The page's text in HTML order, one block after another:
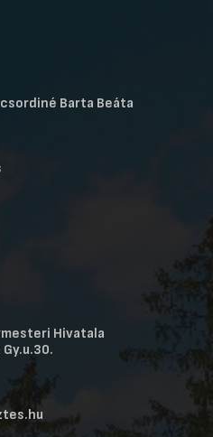
Barta Beáta
Hivatala